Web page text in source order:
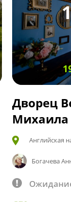
Дворец
Михаила
Английская
Богачева